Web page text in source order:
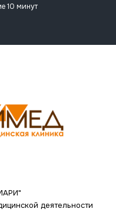
10 минут
деятельности